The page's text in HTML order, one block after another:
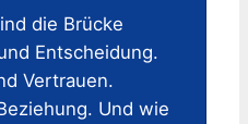
die Brücke
Entscheidung.
Vertrauen.
Und wie